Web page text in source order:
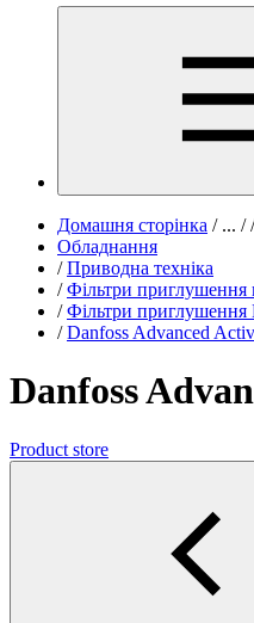
Домашня сторінка /... / /
Обладнання
/ Приводна техніка
/ Фільтри приглушення
/ Фільтри приглушення
/ Danfoss Advanced
Danfoss
Product store